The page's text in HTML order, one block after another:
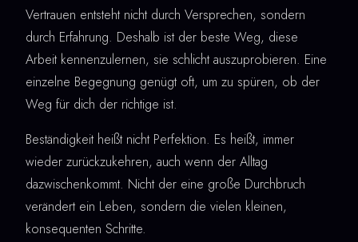
Vertrauen entsteht nicht durch Versprechen, sondern
durch Erfahrung. Deshalb ist der beste Weg, diese
Arbeit kennenzulernen, sie schlicht auszuprobieren. Eine
einzelne Begegnung genügt oft, um zu spüren, ob der
Weg für dich der richtige ist.
Beständigkeit heißt nicht Perfektion. Es heißt, immer
wieder zurückzukehren, auch wenn der Alltag
dazwischenkommt. Nicht der eine große Durchbruch
verändert ein Leben, sondern die vielen kleinen,
konsequenten Schritte.